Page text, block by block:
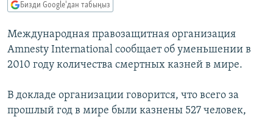
ЭКСПЕРТТЕР ТАЛДАЙТ
БИЗ ЖАНА ДҮЙНӨ
ДАНИСТЕ
АЗАТТЫК+
ӨЗГӨЧӨ ПИКИР
Русский
Бизди Google'дан табыңыз
Международная правозащитная организация
Amnesty International сообщает об уменьшении в
2010 году количества смертных казней в мире.
В докладе организации говорится, что всего за
прошлый год в мире были казнены 527 человек,